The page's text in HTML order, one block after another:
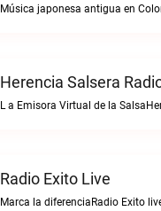
Herencia Salsera
Radio Exito Live
Marca la diferenciaRadio Exito